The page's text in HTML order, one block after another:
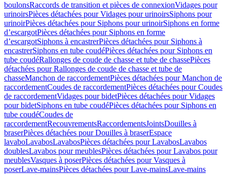
boulonsRaccords de transition et pièces de connexionVidages pour
urinoirsPièces détachées pour Vidages pour urinoirsSiphons pour
urinoirPièces détachées pour Siphons pour urinoirSiphons en forme
d’escargotPièces détachées pour Siphons en forme
d’escargotSiphons à encastrerPièces détachées pour Siphons à
encastrerSiphons en tube coudéPièces détachées pour Siphons en
tube coudéRallonges de coude de chasse et tube de chassePièces
détachées pour Rallonges de coude de chasse et tube de
chasseManchon de raccordementPièces détachées pour Manchon de
raccordementCoudes de raccordementPièces détachées pour Coudes
de raccordementVidages pour bidetPièces détachées pour Vidages
pour bidetSiphons en tube coudéPièces détachées pour Siphons en
tube coudéCoudes de
raccordementRecouvrementsRaccordementsJointsDouilles à
braserPièces détachées pour Douilles à braserEspace
lavaboLavabosLavabosPièces détachées pour LavabosLavabos
doublesLavabos pour meublesPièces détachées pour Lavabos pour
meublesVasques à poserPièces détachées pour Vasques à
poserLave-mainsPièces détachées pour Lave-mainsLave-mains